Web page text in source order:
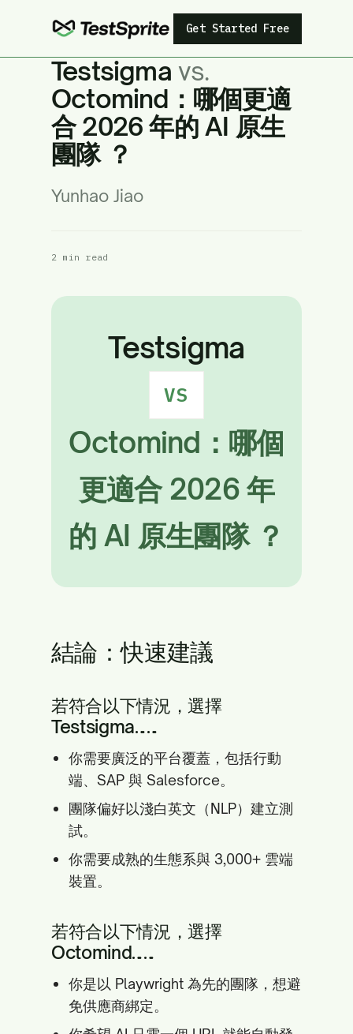
Get Started Free
Testsigma vs.
Octomind：哪個更適
合 2026 年的 AI 原生
團隊 ？
Yunhao Jiao
2 min read
Testsigma
VS
Octomind：哪個
更適合 2026 年
的 AI 原生團隊 ？
結論：快速建議
若符合以下情況，選擇
Testsigma……
你需要廣泛的平台覆蓋，包括行動
端、SAP 與 Salesforce。
團隊偏好以淺白英文（NLP）建立測
試。
你需要成熟的生態系與 3,000+ 雲端
裝置。
若符合以下情況，選擇
Octomind……
你是以 Playwright 為先的團隊，想避
免供應商綁定。